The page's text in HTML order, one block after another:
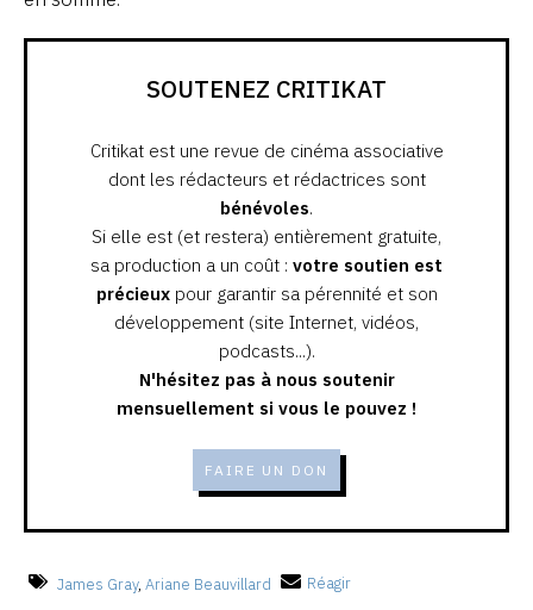
SOUTENEZ CRITIKAT
Critikat est une revue de cinéma associative
dont les rédacteurs et rédactrices sont
bénévoles.
Si elle est (et restera) entièrement gratuite,
sa production a un coût : votre soutien est
précieuxpour garantir sa pérennité et son
développement (site Internet, vidéos,
podcasts...).
N'hésitez pas à nous soutenir
mensuellement si vous le pouvez !
FAIRE UN DON
James Gray, Ariane Beauvillard Réagir